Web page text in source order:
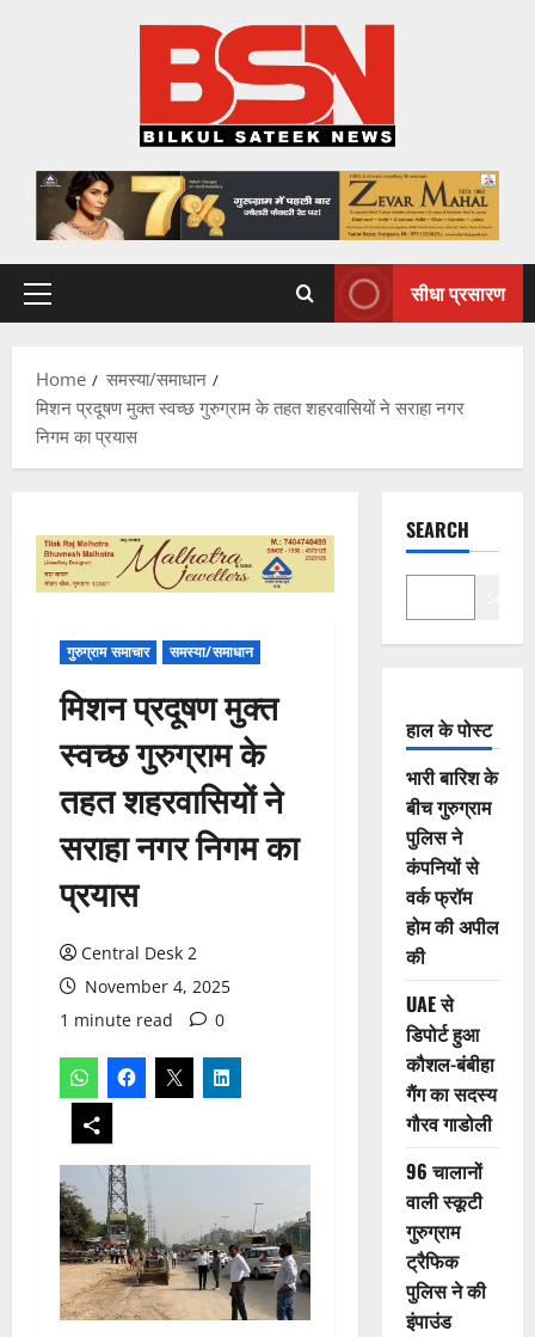
Primary
सीधा प्रसारण
Home
समस्या/समाधान
मिशन प्रदूषण मुक्त स्वच्छ गुरुग्राम के तहत शहरवासियों ने सराहा नगर
निगम का प्रयास
गुरुग्राम समाचार समस्या/समाधान
मिशन प्रदूषण मुक्त
स्वच्छ गुरुग्राम के
तहत शहरवासियों ने
सराहा नगर निगम का
प्रयास
Central Desk 2
November 4, 2025
1 minute read
0
SEARCH
हाल के पोस्ट
भारी बारिश के
बीच गुरुग्राम
पुलिस ने
कंपनियों से
वर्क फ्रॉम
होम की अपील
की
UAE से
डिपोर्ट हुआ
कौशल-बंबीहा
गैंग का सदस्य
गौरव गाडोली
96 चालानों
वाली स्कूटी
गुरुग्राम
ट्रैफिक
पुलिस ने की
इंपाउंड